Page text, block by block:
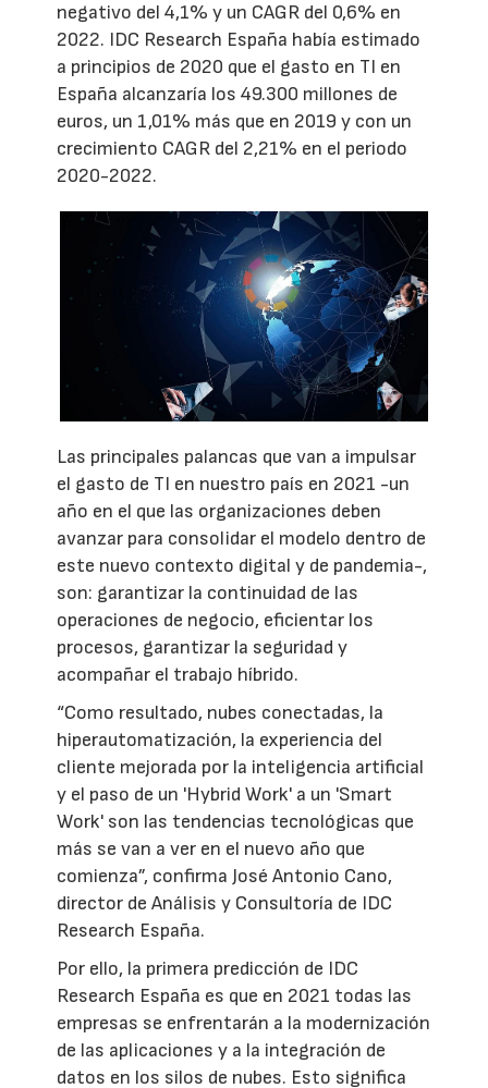
negativo del 4,1% y un CAGR del 0,6% en
2022. IDC Research España había estimado
a principios de 2020 que el gasto en TI en
España alcanzaría los 49.300 millones de
euros, un 1,01% más que en 2019 y con un
crecimiento CAGR del 2,21% en el periodo
2020-2022.
Las principales palancas que van a impulsar
el gasto de TI en nuestro país en 2021 -un
año en el que las organizaciones deben
avanzar para consolidar el modelo dentro de
este nuevo contexto digital y de pandemia-,
son: garantizar la continuidad de las
operaciones de negocio, eficientar los
procesos, garantizar la seguridad y
acompañar el trabajo híbrido.
“Como resultado, nubes conectadas, la
hiperautomatización, la experiencia del
cliente mejorada por la inteligencia artificial
y el paso de un 'Hybrid Work' a un 'Smart
Work' son las tendencias tecnológicas que
más se van a ver en el nuevo año que
comienza”, confirma José Antonio Cano,
director de Análisis y Consultoría de IDC
Research España.
Por ello, la primera predicción de IDC
Research España es que en 2021 todas las
empresas se enfrentarán a la modernización
de las aplicaciones y a la integración de
datos en los silos de nubes. Esto significa